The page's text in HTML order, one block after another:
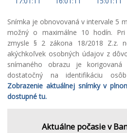
Snímka je obnovovaná v intervale 5
možný o maximálne 10 hodín.
zmysle § 2 zákona 18/2018 Z.z.
akýchkoľvek osobných údajov z
snímaného obrazu je
dostatočný na identifikáciu
Zobrazenie aktuálnej snímky v
dostupné tu.
Aktuálne počasie v